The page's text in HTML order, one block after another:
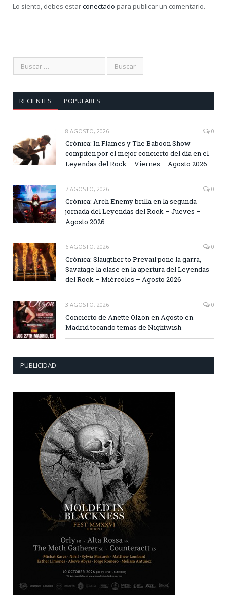
Lo siento, debes estarconectado para publicar un comentario.
RECIENTES POPULARES
8 AGOSTO, 2026 0
Crónica: In Flames y The Baboon Show
compiten por el mejor concierto del día en el
Leyendas del Rock – Viernes – Agosto 2026
7 AGOSTO, 2026 0
Crónica: Arch Enemy brilla en la segunda
jornada del Leyendas del Rock – Jueves –
Agosto 2026
6 AGOSTO, 2026 0
Crónica: Slaugther to Prevail pone la garra,
Savatage la clase en la apertura del Leyendas
del Rock – Miércoles – Agosto 2026
3 AGOSTO, 2026 0
Concierto de Anette Olzon en Agosto en
Madrid tocando temas de Nightwish
PUBLICIDAD